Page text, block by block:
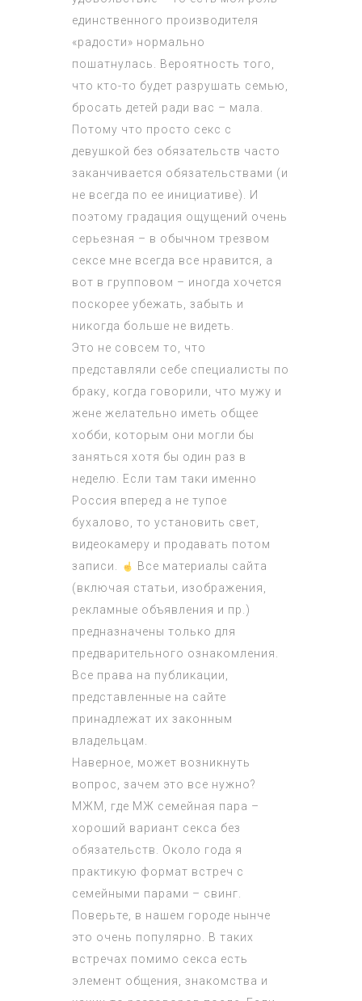
единственного производителя
«радости» нормально
пошатнулась. Вероятность того,
что кто-то будет разрушать семью,
бросать детей ради вас – мала.
Потому что просто секс с
девушкой без обязательств часто
заканчивается обязательствами (и
не всегда по ее инициативе). И
поэтому градация ощущений очень
серьезная – в обычном трезвом
сексе мне всегда все нравится, а
вот в групповом – иногда хочется
поскорее убежать, забыть и
никогда больше не видеть.
Это не совсем то, что
представляли себе специалисты по
браку, когда говорили, что мужу и
жене желательно иметь общее
хобби, которым они могли бы
заняться хотя бы один раз в
неделю. Если там таки именно
Россия вперед а не тупое
бухалово, то установить свет,
видеокамеру и продавать потом
записи.
Все материалы сайта
(включая статьи, изображения,
рекламные объявления и пр.)
предназначены только для
предварительного ознакомления.
Все права на публикации,
представленные на сайте
принадлежат их законным
владельцам.
Наверное, может возникнуть
вопрос, зачем это все нужно?
МЖМ, где МЖ семейная пара –
хороший вариант секса без
обязательств. Около года я
практикую формат встреч с
семейными парами – свинг.
Поверьте, в нашем городе нынче
это очень популярно. В таких
встречах помимо секса есть
элемент общения, знакомства и